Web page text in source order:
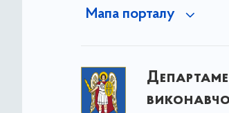
Мапа порталу